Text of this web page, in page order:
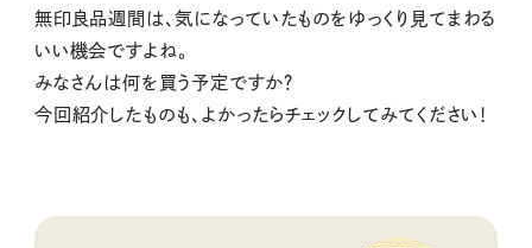
無印良品週間は、気になっていたものをゆっくり見てまわる
いい機会ですよね。
みなさんは何を買う予定ですか？
今回紹介したものも、よかったらチェックしてみてください！